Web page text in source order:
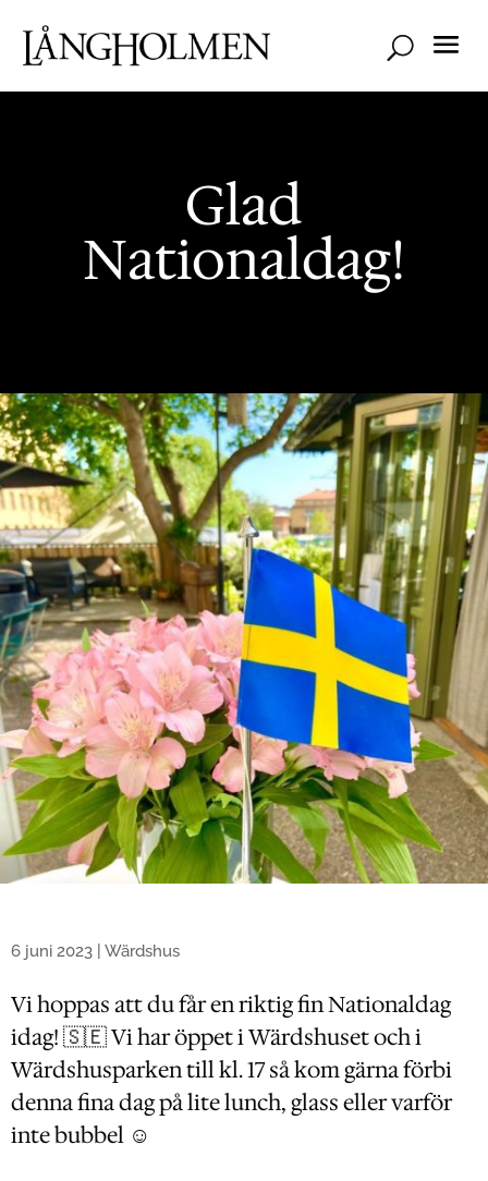
Glad
Nationaldag!
6 juni 2023 Wärdshus
Vi hoppas att du får en riktig fin Nationaldag
idag! 🇸🇪 Vi har öppet i Wärdshuset och i
Wärdshusparken till kl. 17 så kom gärna förbi
denna fina dag på lite lunch, glass eller varför
inte bubbel ☺️